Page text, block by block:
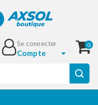
0
Se connecter
Compte